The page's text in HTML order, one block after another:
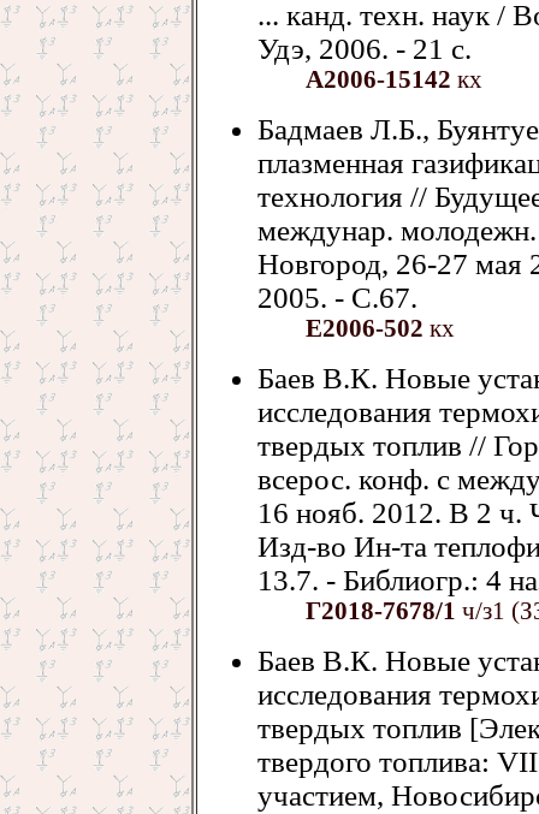
... канд. техн. наук /
Удэ, 2006. - 21 с.
А2006-15142 кх
Бадмаев Л.Б.,
плазменная
технология //
междунар.
Новгород, 26-27
2005. - С.67.
Е2006-502 кх
Баев В.К. Новые
исследования
твердых топлив //
всерос. конф. с
16 нояб. 2012. В 2 ч.
Изд-во Ин-та
13.7. - Библиогр.: 4
Г2018-7678/1 ч/з1
Баев В.К. Новые
исследования
твердых топлив
твердого топлива:
участием,